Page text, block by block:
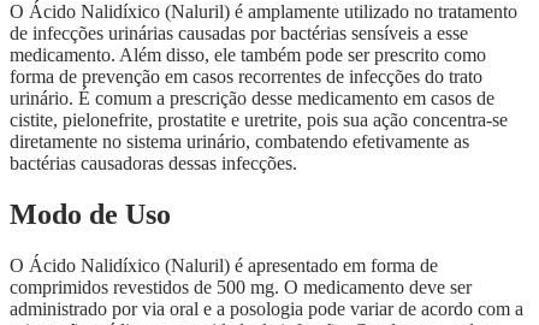
O Ácido Nalidíxico (Naluril) é amplamente utilizado no tratamento
de infecções urinárias causadas por bactérias sensíveis a esse
medicamento. Além disso, ele também pode ser prescrito como
forma de prevenção em casos recorrentes de infecções do trato
urinário. É comum a prescrição desse medicamento em casos de
cistite, pielonefrite, prostatite e uretrite, pois sua ação concentra-se
diretamente no sistema urinário, combatendo efetivamente as
bactérias causadoras dessas infecções.
Modo de Uso
O Ácido Nalidíxico (Naluril) é apresentado em forma de
comprimidos revestidos de 500 mg. O medicamento deve ser
administrado por via oral e a posologia pode variar de acordo com a